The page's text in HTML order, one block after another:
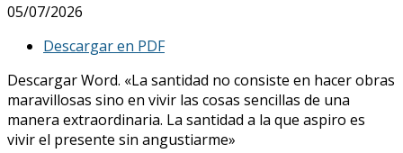
05/07/2026
Descargar en PDF
Descargar Word. «La santidad no consiste en hacer obras
maravillosas sino en vivir las cosas sencillas de una
manera extraordinaria. La santidad a la que aspiro es
vivir el presente sin angustiarme»